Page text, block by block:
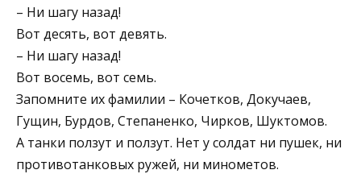
– Ни шагу назад!
Вот десять, вот девять.
– Ни шагу назад!
Вот восемь, вот семь.
Запомните их фамилии – Кочетков, Докучаев,
Гущин, Бурдов, Степаненко, Чирков, Шуктомов.
А танки ползут и ползут. Нет у солдат ни пушек, ни
противотанковых ружей, ни минометов.